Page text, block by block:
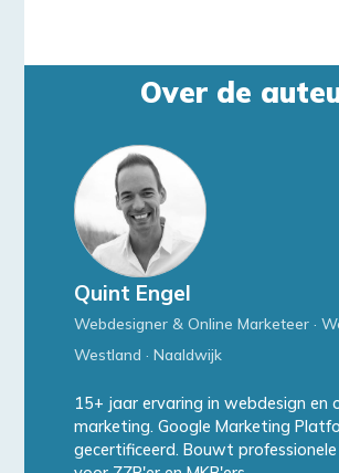
Over de
Quint Engel
Webdesigner & Online Marketeer ·
Westland · Naaldwijk
15+ jaar ervaring in webdesign en
marketing. Google Marketing
gecertificeerd. Bouwt